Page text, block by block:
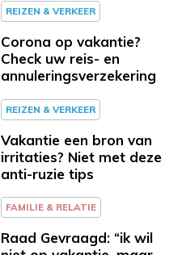
REIZEN & VERKEER
Corona op vakantie?
Check uw reis- en
annuleringsverzekering
REIZEN & VERKEER
Vakantie een bron van
irritaties? Niet met deze
anti-ruzie tips
FAMILIE & RELATIE
Raad Gevraagd: “ik wil